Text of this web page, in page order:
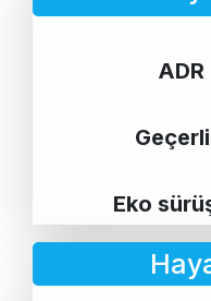
ADR
Eko